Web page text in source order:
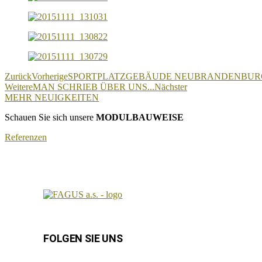
ZurückVorherigeSPORTPLATZGEBÄUDE
WeitereMAN SCHRIEB ÜBER UNS...Nächster
MEHR NEUIGKEITEN
Schauen Sie sich unsere MODULBAUWEISE
Referenzen
FOLGEN SIE UNS